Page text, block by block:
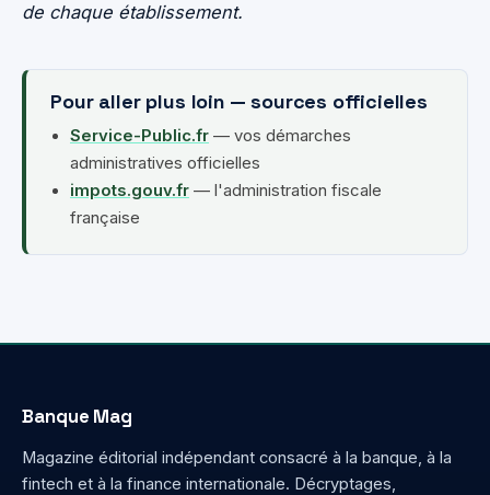
de chaque établissement.
Pour aller plus loin — sources officielles
Service-Public.fr— vos démarches
administratives officielles
impots.gouv.fr— l'administration fiscale
française
Banque Mag
Magazine éditorial indépendant consacré à la banque, à la
fintech et à la finance internationale. Décryptages,